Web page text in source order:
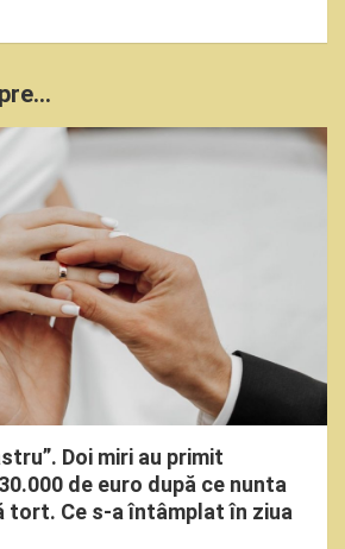
Doi miri au primit
de euro după ce nunta
tort. Ce s-a întâmplat în ziua